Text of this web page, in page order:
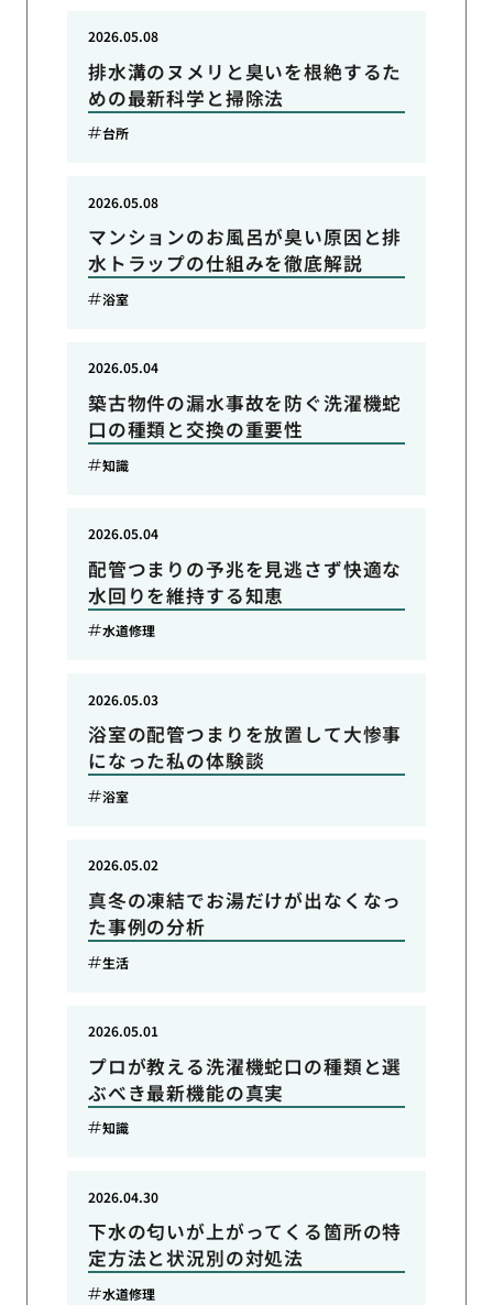
排水溝のヌメリと臭いを根絶するた
めの最新科学と掃除法
2026.05.08
台所
マンションのお風呂が臭い原因と排
水トラップの仕組みを徹底解説
2026.05.08
浴室
築古物件の漏水事故を防ぐ洗濯機蛇
口の種類と交換の重要性
2026.05.04
知識
配管つまりの予兆を見逃さず快適な
水回りを維持する知恵
2026.05.04
水道修理
浴室の配管つまりを放置して大惨事
になった私の体験談
2026.05.03
浴室
真冬の凍結でお湯だけが出なくなっ
た事例の分析
2026.05.02
生活
プロが教える洗濯機蛇口の種類と選
ぶべき最新機能の真実
2026.05.01
知識
下水の匂いが上がってくる箇所の特
定方法と状況別の対処法
2026.04.30
水道修理